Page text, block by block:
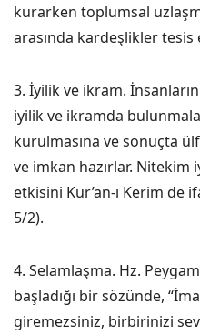
kurarken toplumsal
arasında kardeşlikler tesis
3. İyilik ve ikram.
iyilik ve ikramda
kurulmasına ve sonuçta
ve imkan hazırlar.
etkisini Kur’an-ı Kerim de
5/2).
4. Selamlaşma. Hz.
başladığı bir sözünde,
giremezsiniz, birbirinizi